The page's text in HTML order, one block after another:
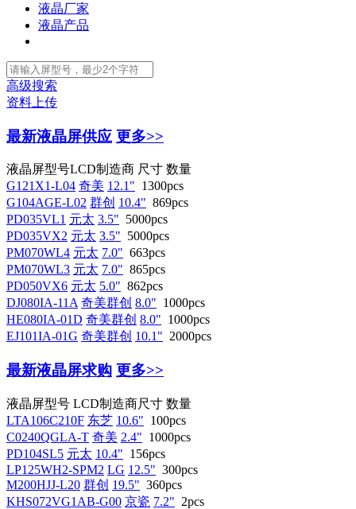
液晶厂家
液晶产品
高级搜索
资料上传
最新液晶屏供应 更多>>
液晶屏型号LCD制造商 尺寸 数量
G121X1-L04 奇美 12.1" 1300pcs
G104AGE-L02 群创 10.4" 869pcs
PD035VL1 元太 3.5" 5000pcs
PD035VX2 元太 3.5" 5000pcs
PM070WL4 元太 7.0" 663pcs
PM070WL3 元太 7.0" 865pcs
PD050VX6 元太 5.0" 862pcs
DJ080IA-11A 奇美群创 8.0" 1000pcs
HE080IA-01D 奇美群创 8.0" 1000pcs
EJ101IA-01G 奇美群创 10.1" 2000pcs
最新液晶屏求购 更多>>
液晶屏型号 LCD制造商尺寸 数量
LTA106C210F 东芝 10.6" 100pcs
C0240QGLA-T 奇美 2.4" 1000pcs
PD104SL5 元太 10.4" 156pcs
LP125WH2-SPM2 LG 12.5" 300pcs
M200HJJ-L20 群创 19.5" 360pcs
KHS072VG1AB-G00 京瓷 7.2" 2pcs